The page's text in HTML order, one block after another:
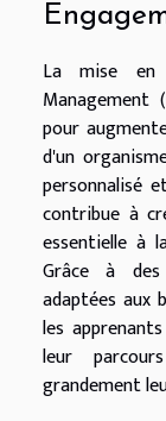
La mise en
Management
pour
d'un
personnalisé
contribue à
essentielle à
Grâce à
adaptées aux
les
leur
grandement